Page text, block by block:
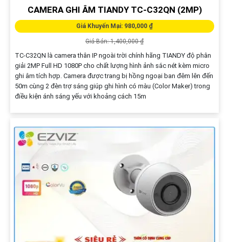
CAMERA GHI ÂM TIANDY TC-C32QN (2MP)
Giá Khuyến Mại: 980,000 ₫
Giá Bán: 1,400,000 ₫
TC-C32QN là camera thân IP ngoài trời chính hãng TIANDY độ phân
giải 2MP Full HD 1080P cho chất lượng hình ảnh sắc nét kèm micro
ghi âm tích hợp. Camera được trang bị hồng ngoại ban đêm lên đến
50m cùng 2 đèn trợ sáng giúp ghi hình có màu (Color Maker) trong
điều kiện ánh sáng yếu với khoảng cách 15m